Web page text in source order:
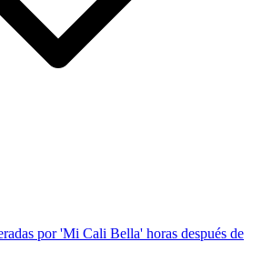
por 'Mi Cali Bella' horas después de